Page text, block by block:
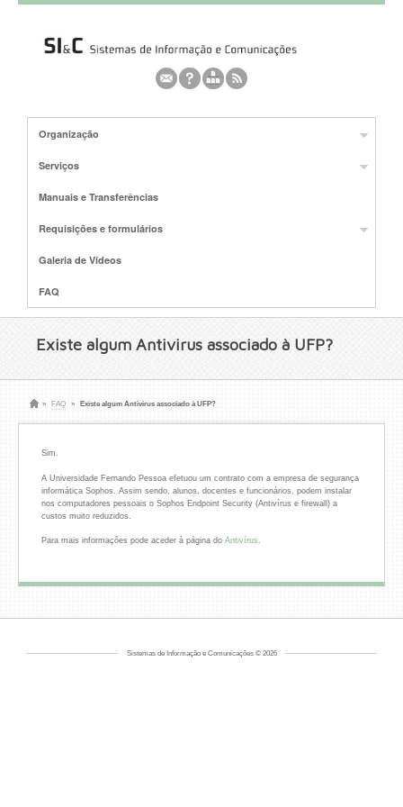
Organização
Serviços
Manuais e Transferências
Requisições e formulários
Galeria de Vídeos
FAQ
Existe algum Antivirus associado à UFP?
» FAQ » Existe algum Antivirus associado à UFP?
Sim.
A Universidade Fernando Pessoa efetuou um contrato com a empresa de segurança
informática Sophos. Assim sendo, alunos, docentes e funcionários, podem instalar
nos computadores pessoais o Sophos Endpoint Security (Antivírus e firewall) a
custos muito reduzidos.
Para mais informações pode aceder à página do Antivírus.
Sistemas de Informação e Comunicações © 2026